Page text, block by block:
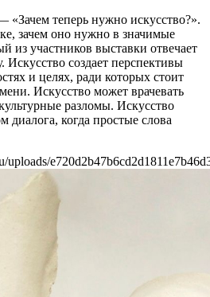
«Зачем теперь нужно искусство?».
зачем оно нужно в значимые
из участников выставки отвечает
Искусство создает перспективы
и целях, ради которых стоит
Искусство может врачевать
разломы. Искусство
диалога, когда простые слова
uploads/